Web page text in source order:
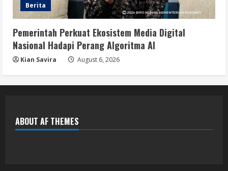
Berita
Pemerintah Perkuat Ekosistem Media Digital
Nasional Hadapi Perang Algoritma AI
Kian Savira August 6, 2026
ABOUT AF THEMES